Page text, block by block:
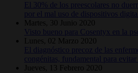
El 30% de los preescolares no
por el mal uso de dispositivos
Martes, 30 Junio 2020
Visto bueno para Cosentyx en la
Lunes, 02 Marzo 2020
El diagnóstico precoz de las
congénitas, fundamental para
Jueves, 13 Febrero 2020